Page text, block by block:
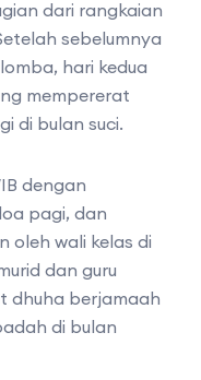
dari rangkaian
sebelumnya
hari kedua
mempererat
di bulan suci.
dengan
pagi, dan
oleh wali kelas di
dan guru
dhuha berjamaah
di bulan